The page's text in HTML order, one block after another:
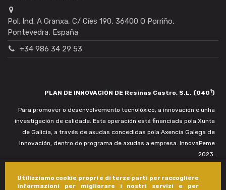
Utilizziamo cookie propri e di terze parti per raccogliere
informazioni per migliorare i nostri servizi e per
Pol. Ind. A Granxa, C/ Cíes 190, 36400 O Porriño,
Pontevedra, España
+34 986 34 29 53
PLAN DE INNOVACIÓN DE Resinas Castro, S.L. (0401)
Para promover o desenvolvemento tecnolóxico, a innovación e unha
investigación de calidade. Esta operación está financiada pola Xunta
de Galicia, a través de axudas concedidas pola Axencia Galega de
Innovación, dentro do programa de axudas a empresa. InnovaPeme
2023.